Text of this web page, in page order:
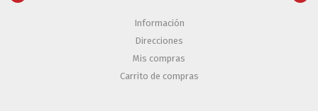
Información
Direcciones
Mis compras
Carrito de compras